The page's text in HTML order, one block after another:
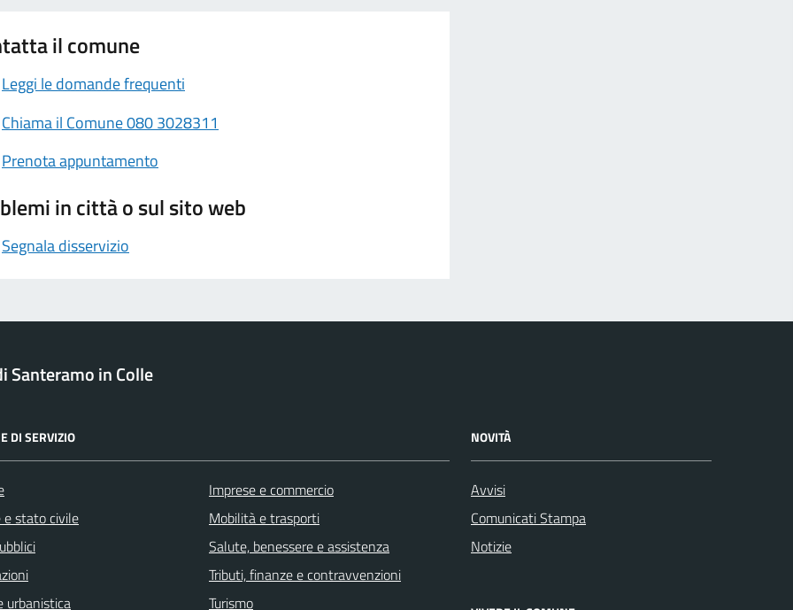
il comune
Leggi le domande frequenti
Chiama il Comune 080 3028311
Prenota appuntamento
in città o sul sito web
Segnala disservizio
Santeramo in Colle
DI SERVIZIO
e stato civile
urbanistica
Imprese e commercio
Mobilità e trasporti
Salute, benessere e assistenza
Tributi, finanze e contravvenzioni
Turismo
NOVITÀ
Avvisi
Comunicati Stampa
Notizie